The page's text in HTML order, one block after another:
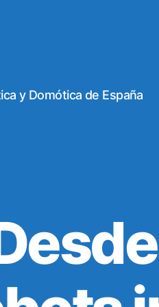
y Domótica de España